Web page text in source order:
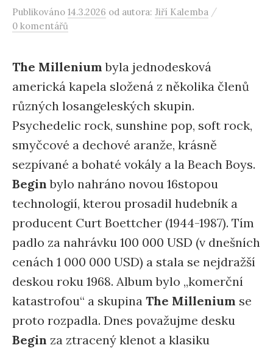
Publikováno 14.3.2026 od autora: Jiří Kalemba /
0 komentářů
The Millenium byla jednodesková
americká kapela složená z několika členů
různých losangeleských skupin.
Psychedelic rock, sunshine pop, soft rock,
smyčcové a dechové aranže, krásně
sezpívané a bohaté vokály a la Beach Boys.
Begin bylo nahráno novou 16stopou
technologií, kterou prosadil hudebník a
producent Curt Boettcher (1944-1987). Tím
padlo za nahrávku 100 000 USD (v dnešních
cenách 1 000 000 USD) a stala se nejdražší
deskou roku 1968. Album bylo „komerční
katastrofou“ a skupina The Millenium se
proto rozpadla. Dnes považujme desku
Begin za ztracený klenot a klasiku